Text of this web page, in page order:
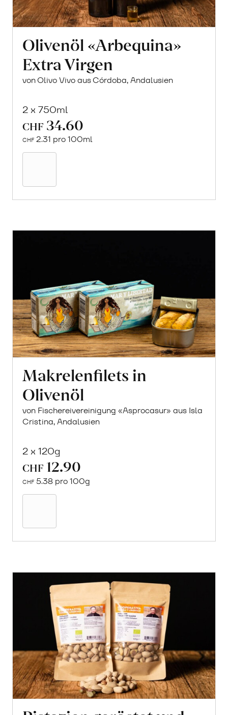
Olivenöl «Arbequina»
Extra Virgen
von Olivo Vivo aus Córdoba, Andalusien
2 x 750ml
CHF 34.60
CHF 2.31 pro 100ml
Makrelenfilets in
Olivenöl
von Fischereivereinigung «Asprocasur» aus Isla
Cristina, Andalusien
2 x 120g
CHF 12.90
CHF 5.38 pro 100g